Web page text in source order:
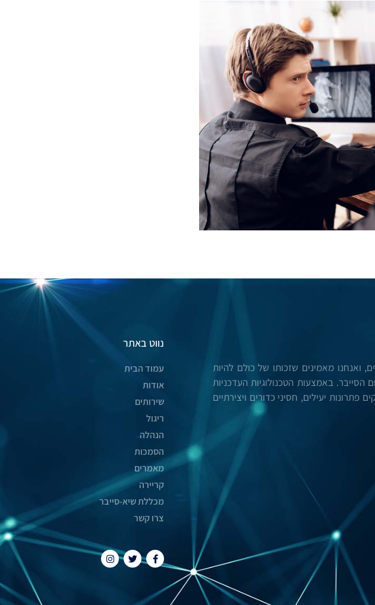
מאמינים שזכותו של כולם להיות
הסייבר. באמצעות הטכנולוגיות העדכניות
פתרונות יעילים, חסיני כדורים ויצירתיים
נווט באתר
עמוד הבית
אודות
שירותים
ריגול
הנהלה
הסמכות
מאמרים
קריירה
מכללת שיא-סייבר
צרו קשר